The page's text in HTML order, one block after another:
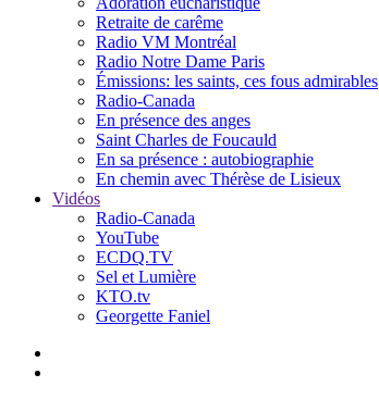
Retraite de carême
Radio VM Montréal
Radio Notre Dame Paris
Émissions: les saints, ces fous admirables
Radio-Canada
En présence des anges
Saint Charles de Foucauld
En sa présence : autobiographie
En chemin avec Thérèse de Lisieux
Vidéos
Radio-Canada
YouTube
ECDQ.TV
Sel et Lumière
KTO.tv
Georgette Faniel